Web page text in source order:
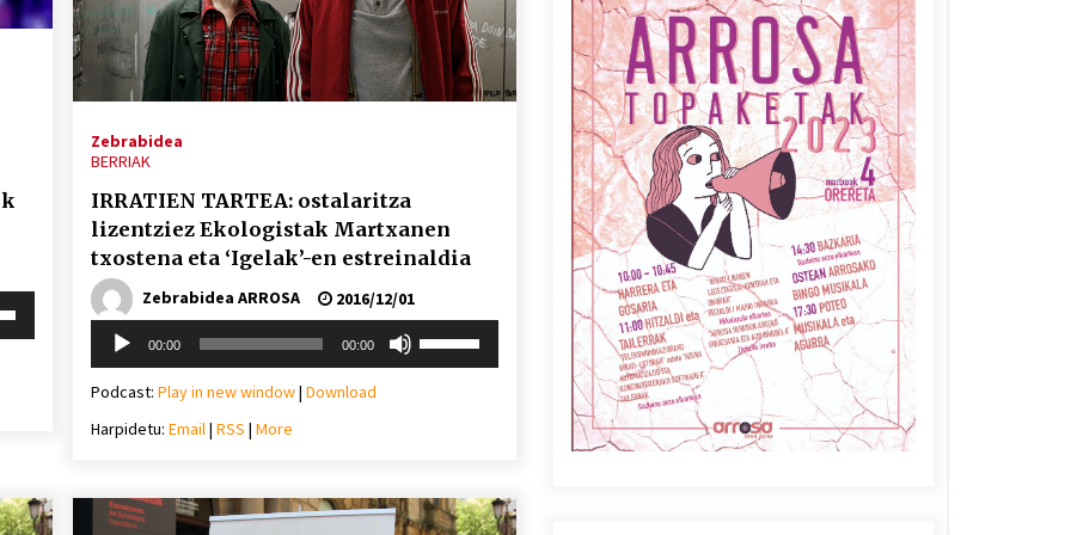
Arrosa sareko IX. topaketak!
2021/10/13
Azaroak 6 Iurretan Arrosa
sarearen IX. topaketak
2021/10/04
Berria egunkarian
elkarrizketa Arrosaren 20
urteez
2021/07/06
Zebrabidearen denboraldi
amaiera EHZtik
2021/07/01
Arrosaren laburpen bideoa
Hamaika Telebistaren eskutik
2021/06/30
Zebrabidea
BERRIAK
IRRATIEN TARTEA: ostalaritza
lizentziez Ekologistak Martxanen
txostena eta ‘Igelak’-en estreinaldia
Zebrabidea ARROSA
2016/12/01
Soinu
erreproduzigailua
00:00 00:00
jaisteko.
Podcast: Play in new window| Download
Harpidetu: Email| RSS | More